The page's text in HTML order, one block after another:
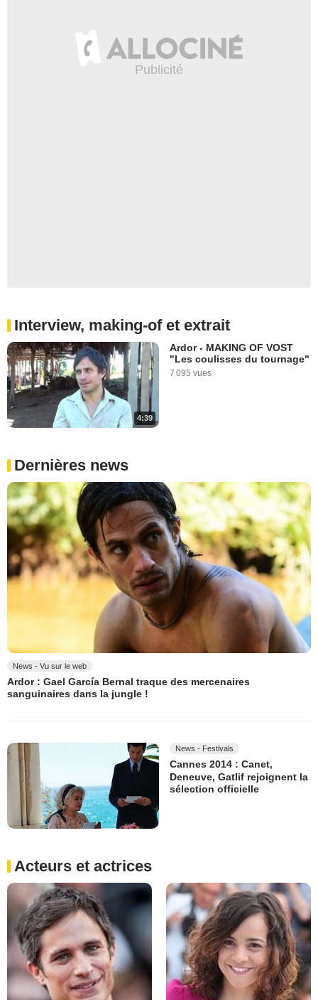
Interview, making-of et extrait
4:39
Ardor - MAKING OF VOST
"Les coulisses du tournage"
7 095 vues
Dernières news
News - Vu sur le web
Ardor : Gael García Bernal traque des mercenaires
sanguinaires dans la jungle !
News - Festivals
Cannes 2014 : Canet,
Deneuve, Gatlif rejoignent la
sélection officielle
Acteurs et actrices